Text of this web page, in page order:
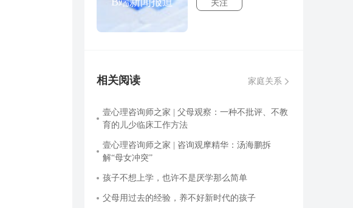
关注
相关阅读 家庭关系
壹心理咨询师之家 | 父母观察：一种不批评、不教
育的儿少临床工作方法
壹心理咨询师之家 | 咨询观摩精华：汤海鹏拆
解“母女冲突”
孩子不想上学，也许不是厌学那么简单
父母用过去的经验，养不好新时代的孩子